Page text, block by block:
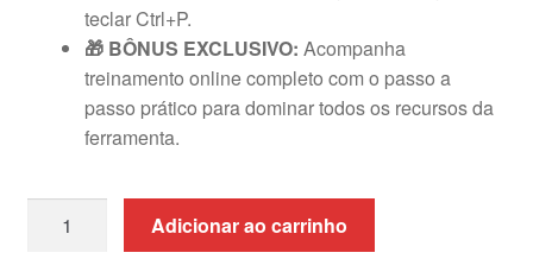
teclar Ctrl+P.
🎁 BÔNUS EXCLUSIVO: Acompanha
treinamento online completo com o passo a
passo prático para dominar todos os recursos da
ferramenta.
Adicionar ao carrinho